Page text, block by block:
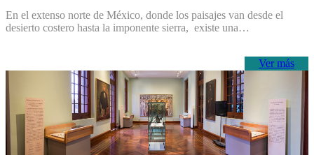
En el extenso norte de México, donde los paisajes van desde el
desierto costero hasta la imponente sierra, existe una…
Ver más